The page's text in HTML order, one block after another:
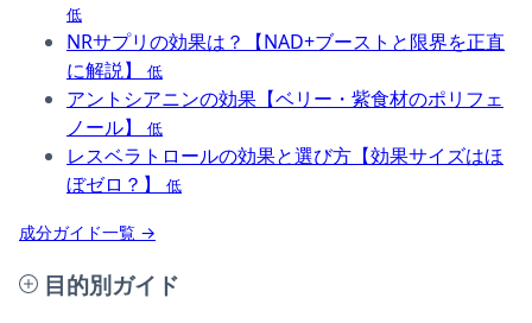
低
NRサプリの効果は？【NAD+ブーストと限界を正直
に解説】
低
アントシアニンの効果【ベリー・紫食材のポリフェ
ノール】
低
レスベラトロールの効果と選び方【効果サイズはほ
ぼゼロ？】
低
成分ガイド一覧 →
目的別ガイド